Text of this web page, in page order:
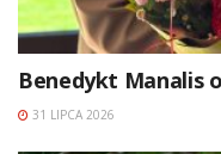
Benedykt Manalis
31 LIPCA 2026